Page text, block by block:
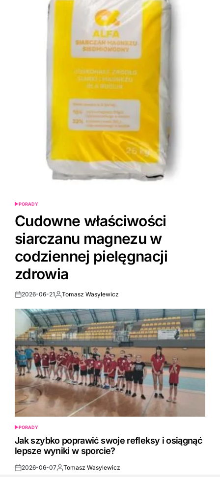
POSTED
PORADY
Cudowne właściwości
siarczanu magnezu w
codziennej pielęgnacji
zdrowia
Post2026-06-21By:Tomasz Wasylewicz
POSTED
IN
PORADY
Jak szybko poprawić swoje refleksy i osiągnąć
lepsze wyniki w sporcie?
Post2026-06-07By:Tomasz Wasylewicz